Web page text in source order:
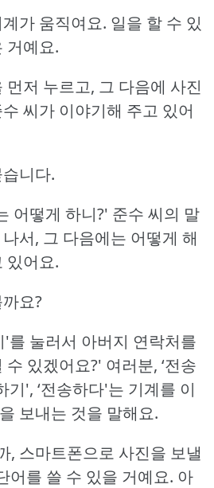
가 움직여요. 일을 할 수 있
거예요.
저 누르고, 그 다음에 사진
씨가 이야기해 주고 있어
니다.
어떻게 하니?' 준수 씨의 말
서, 그 다음에는 어떻게 해
있어요.
요?
'를 눌러서 아버지 연락처를
수 있겠어요?' 여러분, ‘전송
기', ‘전송하다'는 기계를 이
보내는 것을 말해요.
, 스마트폰으로 사진을 보낼
어를 쓸 수 있을 거예요. 아